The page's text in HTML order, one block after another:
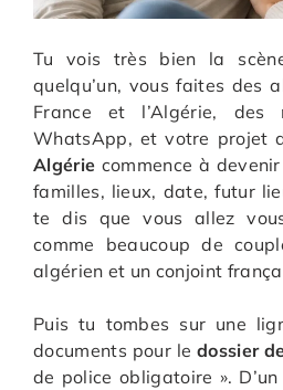
Tu vois très bien la
quelqu’un, vous faites des
France et l’Algérie,
WhatsApp, et votre projet
Algérie commence à
familles, lieux, date, futur
te dis que vous allez
comme beaucoup de
algérien et un conjoint
Puis tu tombes sur une
documents pour ledossier
de police obligatoire ».